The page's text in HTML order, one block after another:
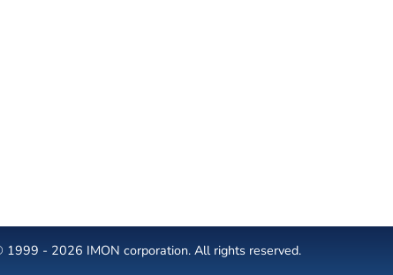
1999 - 2026 IMON corporation. All rights reserved.